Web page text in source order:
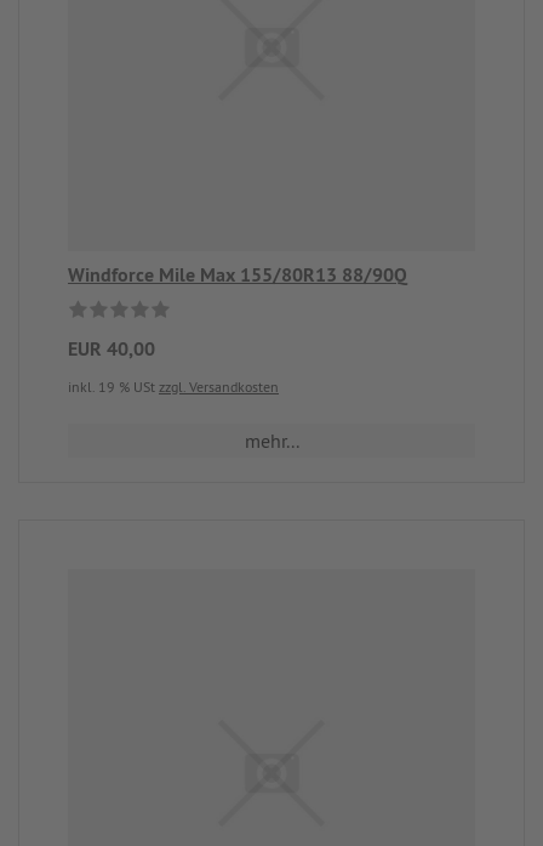
Windforce Mile Max 155/80R13 88/90Q
EUR 40,00
inkl. 19 % USt zzgl. Versandkosten
mehr...